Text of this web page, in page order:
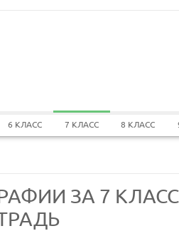
6 КЛАСС 7 КЛАСС 8 КЛАСС
ЗА 7